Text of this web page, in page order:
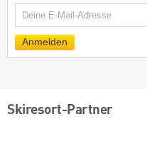
E-
Anmelden
Skiresort-Partner